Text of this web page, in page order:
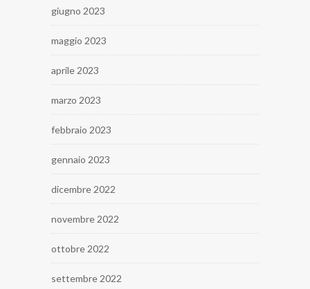
giugno 2023
maggio 2023
aprile 2023
marzo 2023
febbraio 2023
gennaio 2023
dicembre 2022
novembre 2022
ottobre 2022
settembre 2022